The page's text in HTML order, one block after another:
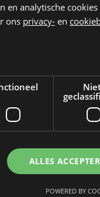
dit artikel?
en analytische cookies
ons privacy- en
ALLES
POWERED BY